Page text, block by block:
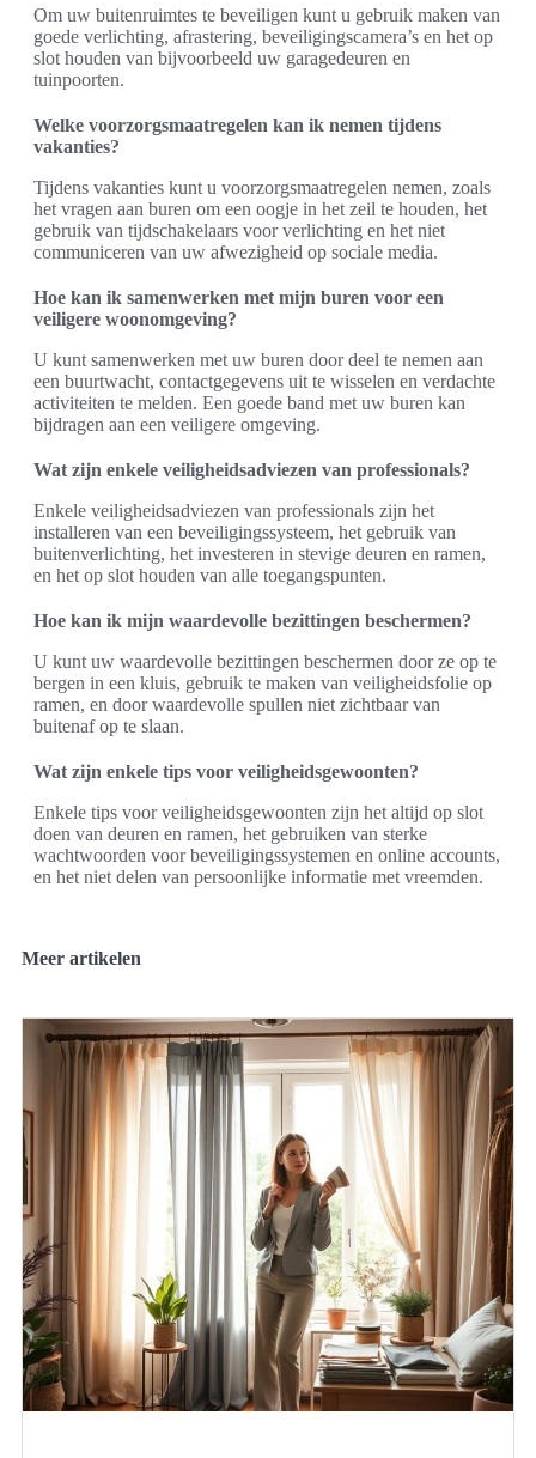
Om uw buitenruimtes te beveiligen kunt u gebruik maken van
goede verlichting, afrastering, beveiligingscamera’s en het op
slot houden van bijvoorbeeld uw garagedeuren en
tuinpoorten.
Welke voorzorgsmaatregelen kan ik nemen tijdens
vakanties?
Tijdens vakanties kunt u voorzorgsmaatregelen nemen, zoals
het vragen aan buren om een oogje in het zeil te houden, het
gebruik van tijdschakelaars voor verlichting en het niet
communiceren van uw afwezigheid op sociale media.
Hoe kan ik samenwerken met mijn buren voor een
veiligere woonomgeving?
U kunt samenwerken met uw buren door deel te nemen aan
een buurtwacht, contactgegevens uit te wisselen en verdachte
activiteiten te melden. Een goede band met uw buren kan
bijdragen aan een veiligere omgeving.
Wat zijn enkele veiligheidsadviezen van professionals?
Enkele veiligheidsadviezen van professionals zijn het
installeren van een beveiligingssysteem, het gebruik van
buitenverlichting, het investeren in stevige deuren en ramen,
en het op slot houden van alle toegangspunten.
Hoe kan ik mijn waardevolle bezittingen beschermen?
U kunt uw waardevolle bezittingen beschermen door ze op te
bergen in een kluis, gebruik te maken van veiligheidsfolie op
ramen, en door waardevolle spullen niet zichtbaar van
buitenaf op te slaan.
Wat zijn enkele tips voor veiligheidsgewoonten?
Enkele tips voor veiligheidsgewoonten zijn het altijd op slot
doen van deuren en ramen, het gebruiken van sterke
wachtwoorden voor beveiligingssystemen en online accounts,
en het niet delen van persoonlijke informatie met vreemden.
Meer artikelen